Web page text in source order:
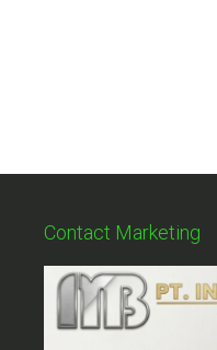
Contact Marketing